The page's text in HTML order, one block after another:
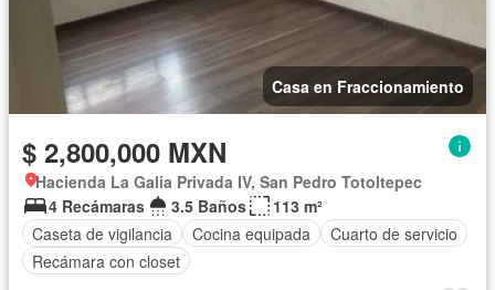
Casa en Fraccionamiento
$ 2,800,000 MXN
Hacienda La Galia Privada IV, San Pedro Totoltepec
4 Recámaras
3.5 Baños
113 m²
Caseta de vigilancia
Cocina equipada
Cuarto de servicio
Recámara con closet